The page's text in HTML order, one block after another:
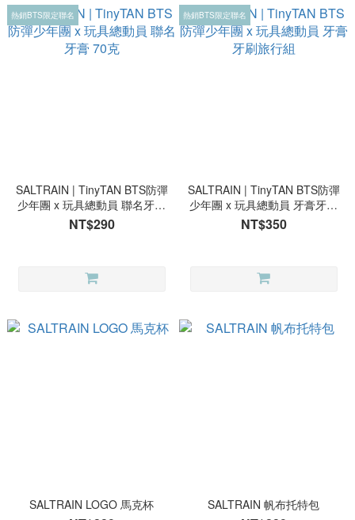
熱銷BTS限定聯名
SALTRAIN | TinyTAN BTS防彈
少年團 x 玩具總動員 聯名牙膏
70克
NT$290
熱銷BTS限定聯名
SALTRAIN | TinyTAN BTS防彈
少年團 x 玩具總動員 牙膏牙刷
旅行組
NT$350
SALTRAIN LOGO 馬克杯 SALTRAIN 帆布托特包